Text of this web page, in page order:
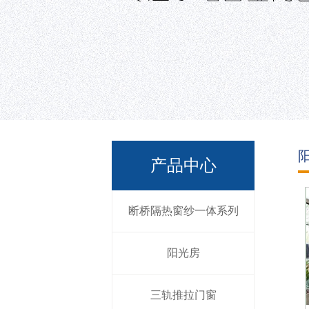
产品中心
断桥隔热窗纱一体系列
阳光房
三轨推拉门窗